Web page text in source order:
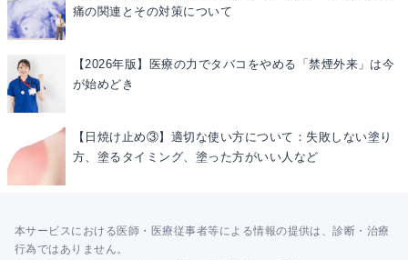
痛の関連とその対策について
【2026年版】医療の力でタバコをやめる「禁煙外来」は今
が始めどき
【日焼け止め③】適切な使い方について：失敗しない塗り
方、塗るタイミング、塗った方がいい人など
本サービスにおける医師・医療従事者等による情報の提供は、診断・治療
行為ではありません。